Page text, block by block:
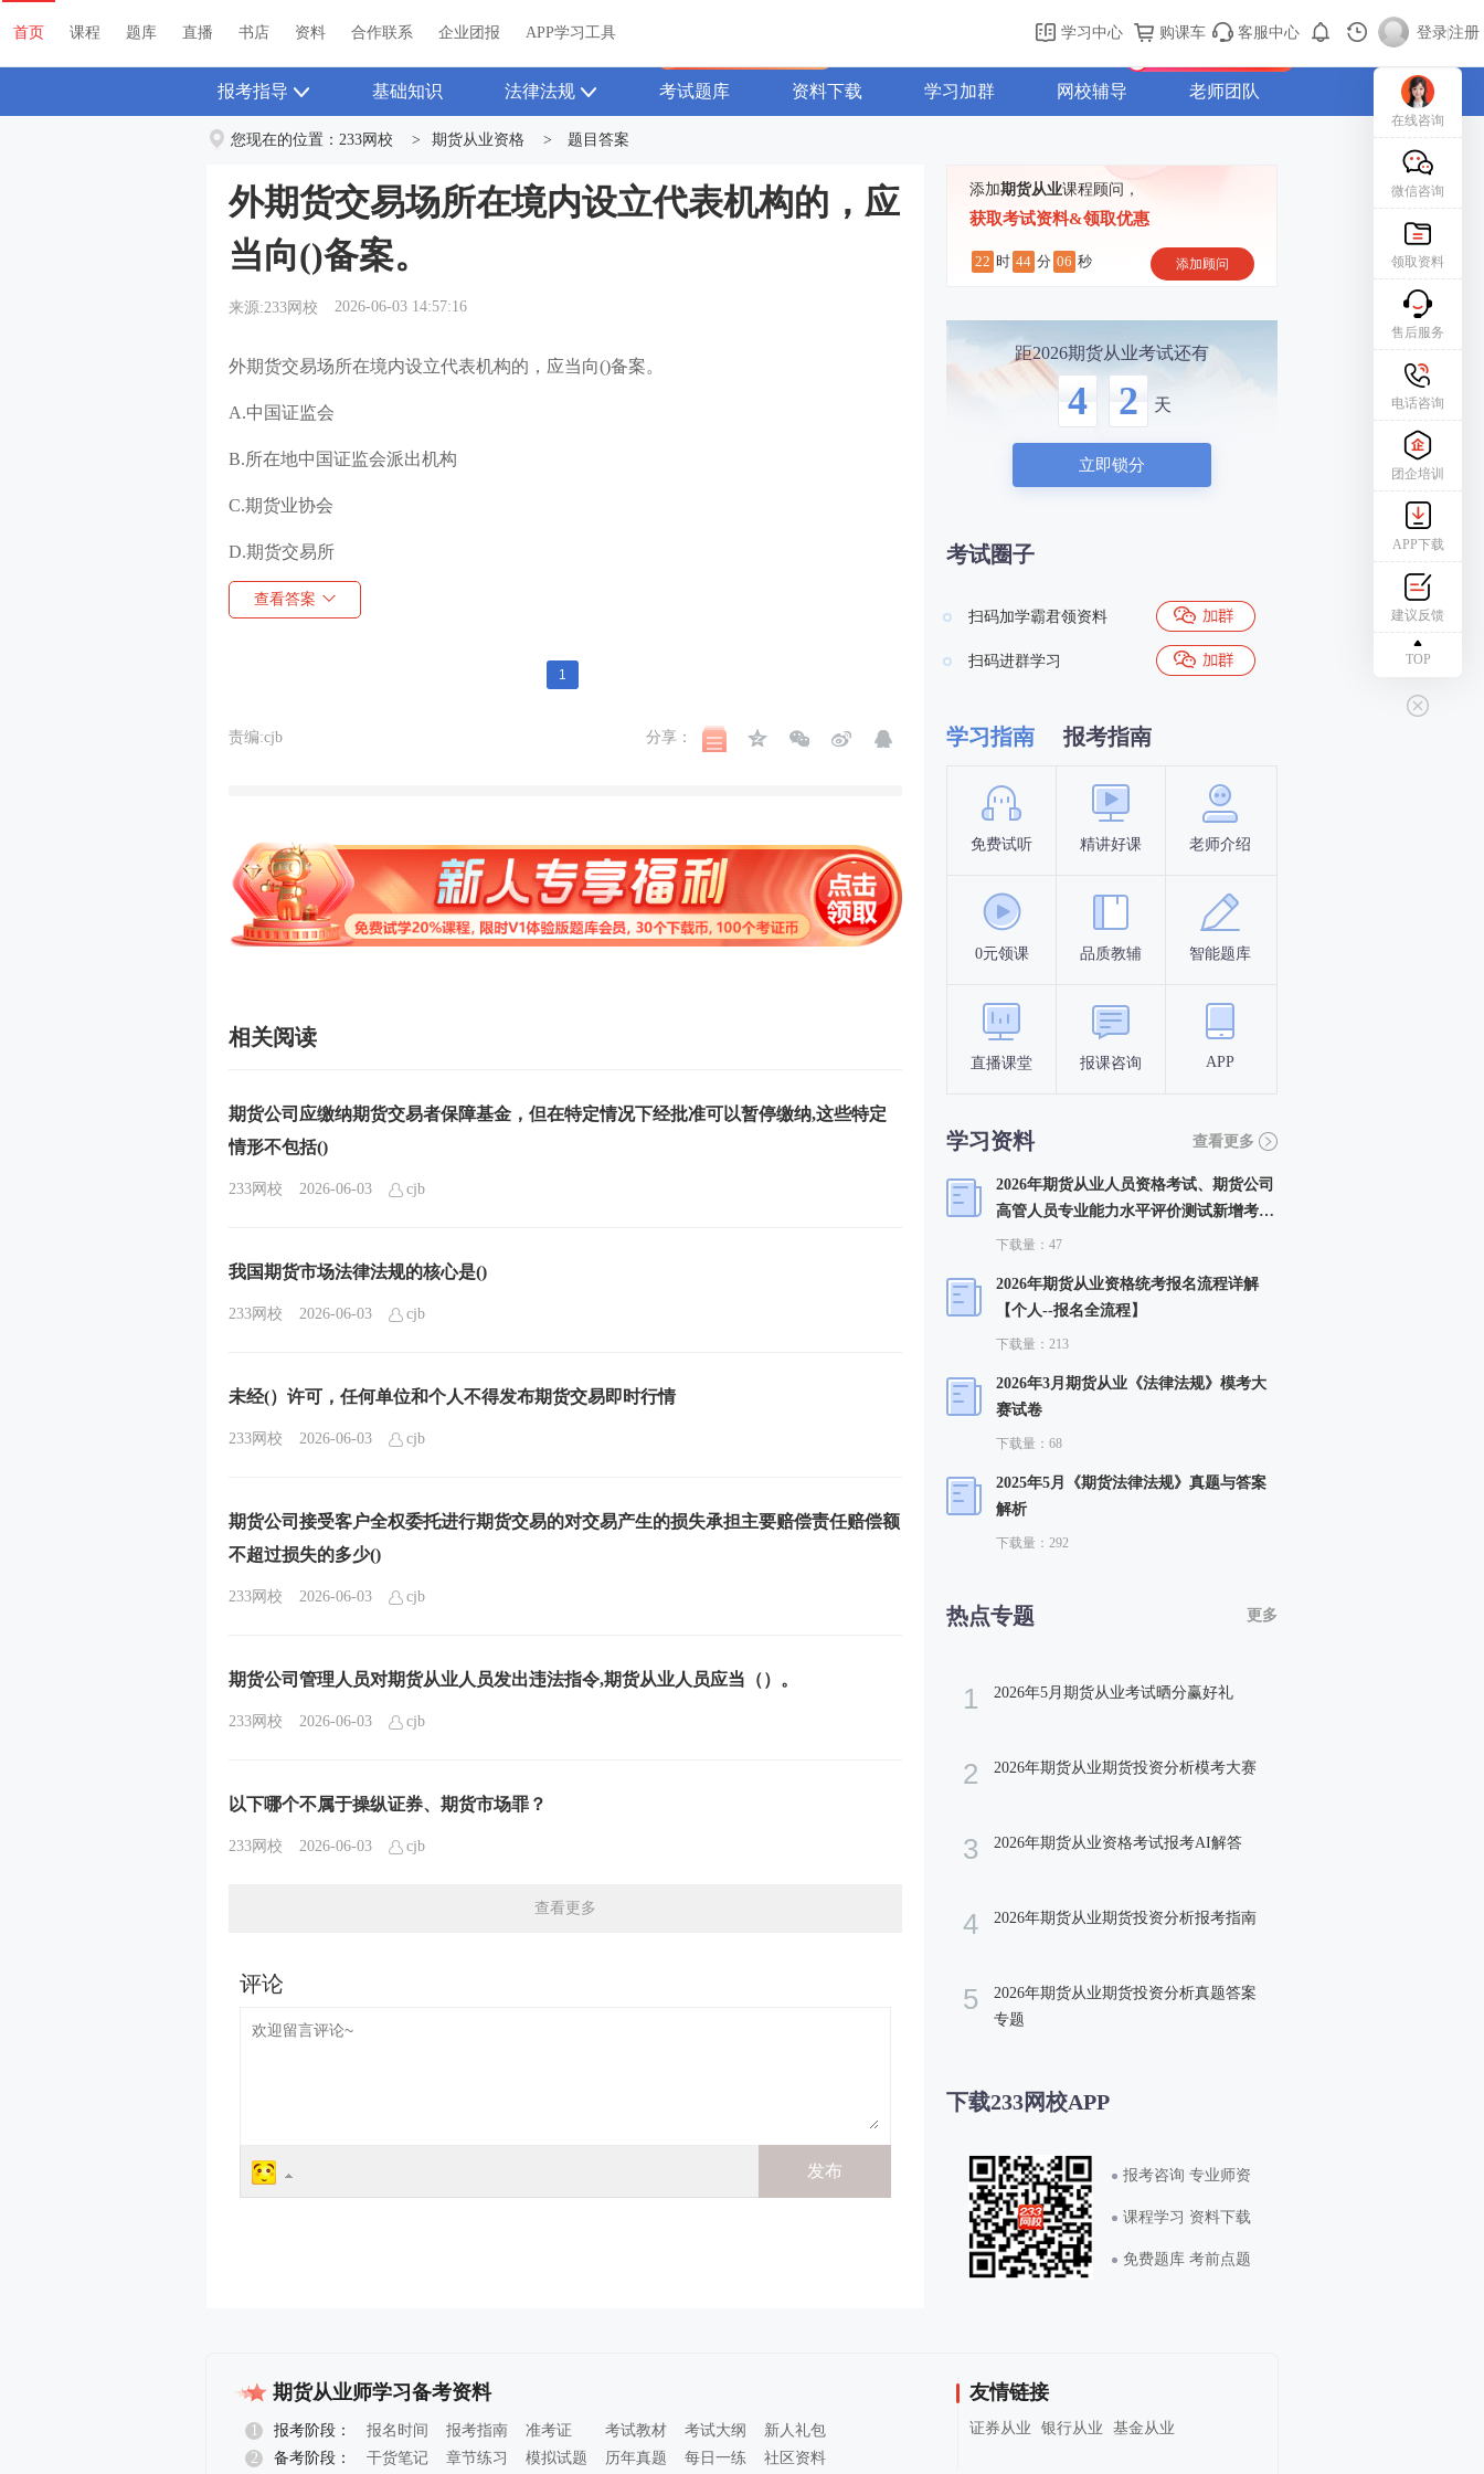
首页 课程 题库 直播 书店 资料 关于我们 帮助中心 购课车 登录/注册
首页 课程 题库 直播 书店 资料 合作联系 企业团报 APP学习工具 学习中心 购课车 客服中心 登录|注册
报考指导 基础知识 法律法规 考试题库 资料下载 学习加群 网校辅导 老师团队
您现在的位置： 233网校 > 期货从业资格 > 题目答案
外期货交易场所在境内设立代表机构的，应
当向()备案。
来源:233网校 2026-06-03 14:57:16
外期货交易场所在境内设立代表机构的，应当向()备案。
A.中国证监会
B.所在地中国证监会派出机构
C.期货业协会
D.期货交易所
查看答案
1
责编:cjb 分享：
相关阅读
期货公司应缴纳期货交易者保障基金，但在特定情况下经批准可以暂停缴纳,这些特定
情形不包括()
233网校 2026-06-03 cjb
我国期货市场法律法规的核心是()
233网校 2026-06-03 cjb
未经(）许可，任何单位和个人不得发布期货交易即时行情
233网校 2026-06-03 cjb
期货公司接受客户全权委托进行期货交易的对交易产生的损失承担主要赔偿责任赔偿额
不超过损失的多少()
233网校 2026-06-03 cjb
期货公司管理人员对期货从业人员发出违法指令,期货从业人员应当（）。
233网校 2026-06-03 cjb
以下哪个不属于操纵证券、期货市场罪？
233网校 2026-06-03 cjb
查看更多
添加期货从业课程顾问，
获取考试资料&领取优惠
22 时 44 分 05 秒 添加顾问
距2026期货从业考试还有
4 2 天
立即锁分
考试圈子
扫码加学霸君领资料
扫码进群学习
学习指南 报考指南
免费试听 精讲好课 老师介绍
0元领课 品质教辅 智能题库
直播课堂 报课咨询 APP
学习资料 查看更多
2026年期货从业人员资格考试、期货公司
高管人员专业能力水平评价测试新增考核
内容
下载量：47
2026年期货从业资格统考报名流程详解
【个人--报名全流程】
下载量：213
2026年3月期货从业《法律法规》模考大
赛试卷
下载量：68
2025年5月《期货法律法规》真题与答案
解析
下载量：292
热点专题 更多
1 2026年5月期货从业考试晒分赢好礼
2 2026年期货从业期货投资分析模考大赛
3 2026年期货从业资格考试报考AI解答
4 2026年期货从业期货投资分析报考指南
5
2026年期货从业期货投资分析真题答案
专题
下载233网校APP
报考咨询 专业师资
课程学习 资料下载
免费题库 考前点题
期货从业师学习备考资料
1 报考阶段： 报名时间 报考指南 准考证 考试教材 考试大纲
新人礼包
报名指导
2 备考阶段： 干货笔记 章节练习 模拟试题 历年真题 每日一练 社区资料
友情链接
证券从业 银行从业 基金从业
在线咨询
微信咨询
领取资料
售后服务
电话咨询
团企培训
APP下载
建议反馈
TOP